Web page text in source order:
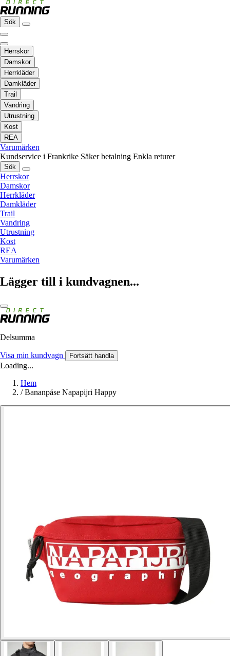
Sök
Herrskor
Damskor
Herrkläder
Damkläder
Trail
Vandring
Utrustning
Kost
REA
Varumärken
Kundservice i Frankrike Säker betalning Enkla returer
Sök
Herrskor
Damskor
Herrkläder
Damkläder
Trail
Vandring
Utrustning
Kost
REA
Varumärken
Lägger till i kundvagnen...
Delsumma
Visa min kundvagn Fortsätt handla
Loading...
Hem
/ Bananpåse Napapijri Happy